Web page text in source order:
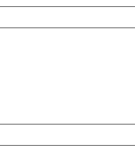
Lokacija
Video oglasi